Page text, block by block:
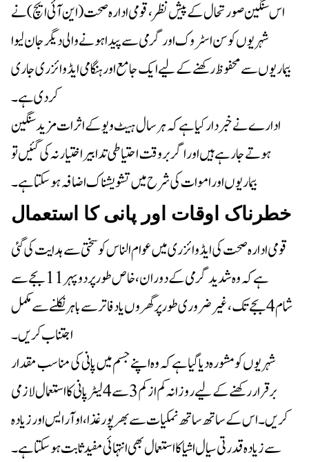
اس سنگین صورتحال کے پیش نظر، قومی ادارہ صحت (این آئی ایچ) نے
شہریوں کو سن اسٹروک اور گرمی سے پیدا ہونے والی دیگر جان لیوا
بیماریوں سے محفوظ رکھنے کے لیے ایک جامع اور ہنگامی ایڈوائزری جاری
کر دی ہے۔
ہوتے جا رہے ہیں اور اگر بروقت احتیاطی تدابیر اختیار نہ کی گئیں تو
بیماریوں اور اموات کی شرح میں تشویشناک اضافہ ہو سکتا ہے۔
خطرناک اوقات اور پانی کا استعمال
قومی ادارہ صحت کی ایڈوائزری میں عوام الناس کو سختی سے ہدایت کی گئی
ہے کہ وہ شدید گرمی کے دوران، خاص طور پر دوپہر 11 بجے سے
شام 4 بجے تک، غیر ضروری طور پر گھروں یا دفاتر سے باہر نکلنے سے مکمل
اجتناب کریں۔
شہریوں کو مشورہ دیا گیا ہے کہ وہ اپنے جسم میں پانی کی مناسب مقدار
برقرار رکھنے کے لیے روزانہ کم از کم 3 سے 4 لیٹر پانی کا استعمال لازمی
کریں۔ اس کے ساتھ ساتھ نمکیات سے بھرپور غذا، او آر ایس اور زیادہ
سے زیادہ قدرتی سیال اشیا کا استعمال بھی انتہائی مفید ثابت ہو سکتا ہے۔